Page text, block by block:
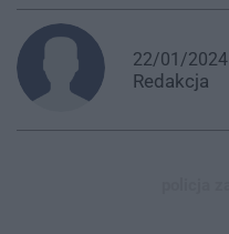
22/01/2024
Redakcja